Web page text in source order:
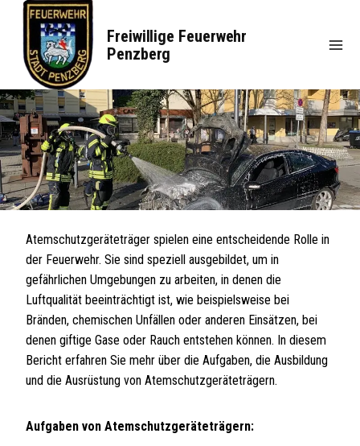
springen
Freiwillige Feuerwehr
Penzberg
Atemschutzgeräteträger spielen eine entscheidende Rolle in
der Feuerwehr. Sie sind speziell ausgebildet, um in
gefährlichen Umgebungen zu arbeiten, in denen die
Luftqualität beeinträchtigt ist, wie beispielsweise bei
Bränden, chemischen Unfällen oder anderen Einsätzen, bei
denen giftige Gase oder Rauch entstehen können. In diesem
Bericht erfahren Sie mehr über die Aufgaben, die Ausbildung
und die Ausrüstung von Atemschutzgeräteträgern.
Aufgaben von Atemschutzgeräteträgern: